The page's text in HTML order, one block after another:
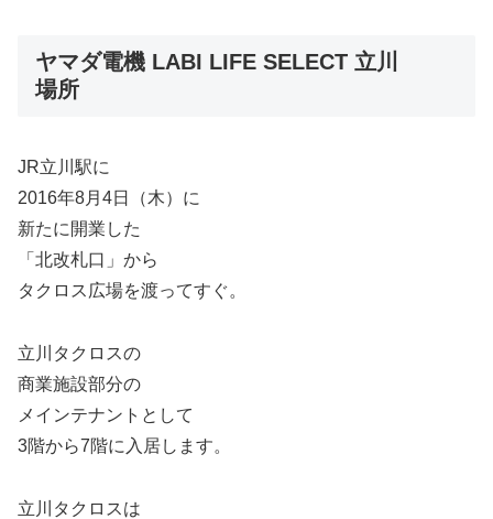
ヤマダ電機 LABI LIFE SELECT 立川
場所
JR立川駅に
2016年8月4日（木）に
新たに開業した
「北改札口」から
タクロス広場を渡ってすぐ。
立川タクロスの
商業施設部分の
メインテナントとして
3階から7階に入居します。
立川タクロスは